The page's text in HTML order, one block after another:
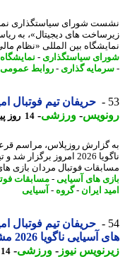
شورای سیاستگذاری
های دیجیتال»، به
بین المللی «نظام
سیاستگذاری- نمایشگاه بین
گذاری- روابط عمومی و
حریفان تیم فوتبال
-ورزشی-14 روز پیش - پنجشنبه 1 مرداد 1405، 12:08
روزپلاس، مراسم قرعه
ناگویا 2026 امروز برگزار
فوتبال مردان بازی های
های آسیایی-مسابقات فوتبال
ایران - گروه- آسیایی
حریفان تیم فوتبال امید
ناگویا 2026 مشخص شد
نیوز-ورزشی-
14